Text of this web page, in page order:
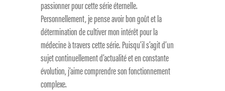
passionner pour cette série éternelle.
Personnellement, je pense avoir bon goût et la
détermination de cultiver mon intérêt pour la
médecine à travers cette série. Puisqu’il s’agit d’un
sujet continuellement d’actualité et en constante
évolution, j’aime comprendre son fonctionnement
complexe.